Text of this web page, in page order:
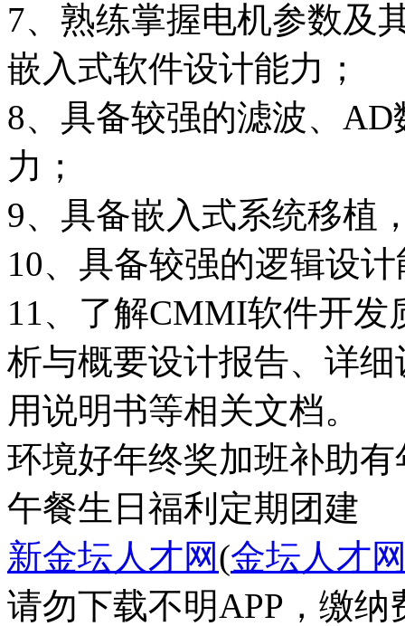
7、熟练掌握电机参数及
嵌入式软件设计能力；
8、具备较强的滤波、
力；
9、具备嵌入式系统移植
10、具备较强的逻辑设
11、了解CMMI软件开
析与概要设计报告、详
环境好年终奖加班补助有
午餐生日福利 定期团建
新金坛人才网(金坛人才
请勿下载不明APP，缴